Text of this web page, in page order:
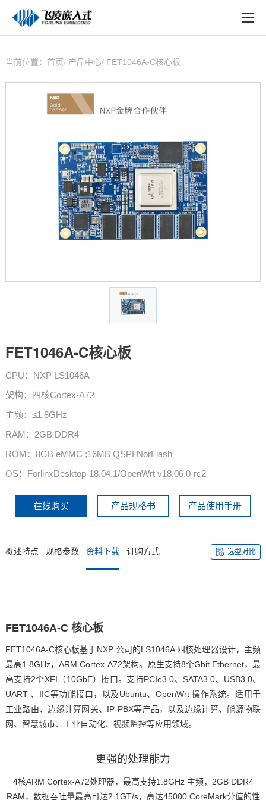
技术与支持
在线购买
当前位置： 首页 产品中心 FET1046A-C核心板
FET1046A-C核心板
CPU：NXP LS1046A
架构：四核Cortex-A72
主频：≤1.8GHz
RAM：2GB DDR4
ROM：8GB eMMC ;16MB QSPI NorFlash
OS：ForlinxDesktop-18.04.1/OpenWrt v18.06.0-rc2
在线购买 产品规格书 产品使用手册
概述特点 规格参数 资料下载 订购方式 选型对比
FET1046A-C 核心板
FET1046A-C核心板基于NXP公司的LS1046A四核处理器设计，主频
最高1.8GHz，ARM Cortex-A72架构。原生支持8个Gbit Ethernet，最
高支持2个XFI（10GbE）接口。支持PCIe3.0、SATA3.0、USB3.0、
UART 、IIC等功能接口，以及Ubuntu、OpenWrt 操作系统。适用于
工业路由、边缘计算网关、IP-PBX等产品，以及边缘计算、能源物联
网、 智慧城市、工业自动化、视频监控等应用领域。
更强的处理能力
4核ARM Cortex-A72处理器，最高支持1.8GHz 主频，2GB DDR4
RAM，数据吞吐量最高可达2.1GT/s，高达45000 CoreMark分值的性